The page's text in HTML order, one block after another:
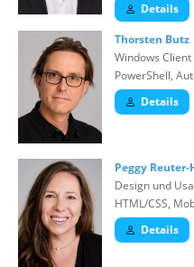
Details
Thorsten Butz
Windows
PowerShell,
Details
Peggy
Design und
HTML/CSS,
Details